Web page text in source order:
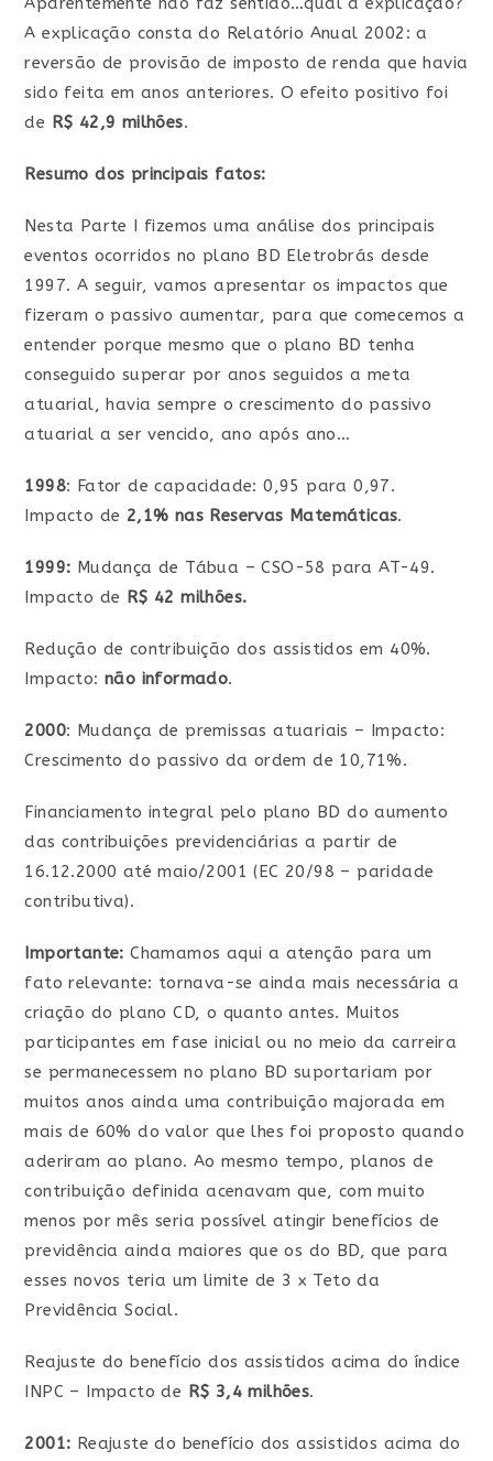
A explicação consta do Relatório Anual 2002: a
reversão de provisão de imposto de renda que havia
sido feita em anos anteriores. O efeito positivo foi
de R$ 42,9 milhões.
Resumo dos principais fatos:
Nesta Parte I fizemos uma análise dos principais
eventos ocorridos no plano BD Eletrobrás desde
1997. A seguir, vamos apresentar os impactos que
fizeram o passivo aumentar, para que comecemos a
entender porque mesmo que o plano BD tenha
conseguido superar por anos seguidos a meta
atuarial, havia sempre o crescimento do passivo
atuarial a ser vencido, ano após ano…
1998: Fator de capacidade: 0,95 para 0,97.
Impacto de 2,1% nas Reservas Matemáticas.
1999: Mudança de Tábua – CSO-58 para AT-49.
Impacto de R$ 42 milhões.
Redução de contribuição dos assistidos em 40%.
Impacto:não informado.
2000: Mudança de premissas atuariais – Impacto:
Crescimento do passivo da ordem de 10,71%.
Financiamento integral pelo plano BD do aumento
das contribuições previdenciárias a partir de
16.12.2000 até maio/2001 (EC 20/98 – paridade
contributiva).
Importante:Chamamos aqui a atenção para um
fato relevante: tornava-se ainda mais necessária a
criação do plano CD, o quanto antes. Muitos
participantes em fase inicial ou no meio da carreira
se permanecessem no plano BD suportariam por
muitos anos ainda uma contribuição majorada em
mais de 60% do valor que lhes foi proposto quando
aderiram ao plano. Ao mesmo tempo, planos de
contribuição definida acenavam que, com muito
menos por mês seria possível atingir benefícios de
previdência ainda maiores que os do BD, que para
esses novos teria um limite de 3 x Teto da
Previdência Social.
Reajuste do benefício dos assistidos acima do índice
INPC – Impacto de R$ 3,4 milhões.
2001: Reajuste do benefício dos assistidos acima do